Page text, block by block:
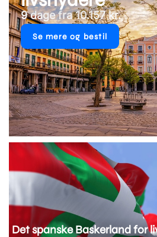
9 dage fra 10.157 kr.
Se mere og bestil
Det spanske Baskerland for